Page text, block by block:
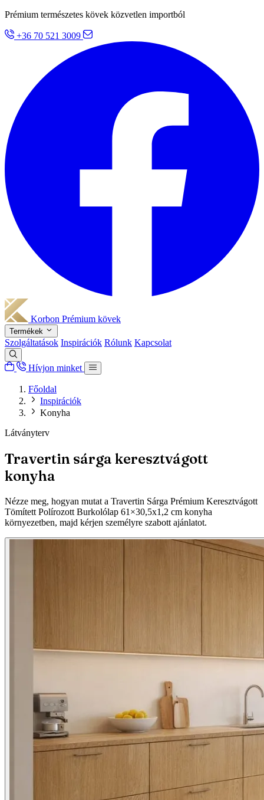
Prémium természetes kövek közvetlen importból
+36 70 521 3009
Korbon Prémium kövek
Termékek
Szolgáltatások Inspirációk Rólunk Kapcsolat
Hívjon minket
Főoldal
Inspirációk
Konyha
Látványterv
Travertin sárga keresztvágott
konyha
Nézze meg, hogyan mutat a Travertin Sárga Prémium Keresztvágott
Tömített Polírozott Burkolólap 61×30,5x1,2 cm konyha
környezetben, majd kérjen személyre szabott ajánlatot.